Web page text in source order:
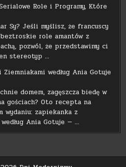
Role i Programy, Które
Sy? Jeśli myślisz, że francuscy
role amantów z
pozwól, że przedstawimy ci
stereotyp …
według Ania Gotuje
domem, zagęszcza biedę w
gościach? Oto recepta na
wydaniu: zapiekanka z
Ania Gotuje — …